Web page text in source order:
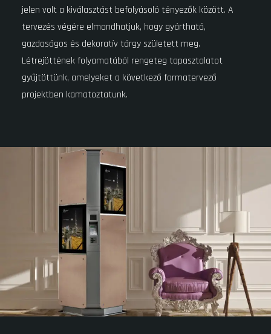
jelen volt a kiválasztást befolyásoló tényezők között. A
tervezés végére elmondhatjuk, hogy gyártható,
gazdaságos és dekoratív tárgy született meg.
Létrejöttének folyamatából rengeteg tapasztalatot
gyűjtöttünk, amelyeket a következő formatervező
projektben kamatoztatunk.